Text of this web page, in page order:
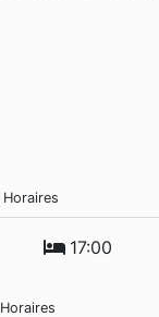
Horaires
17:00
Horaires